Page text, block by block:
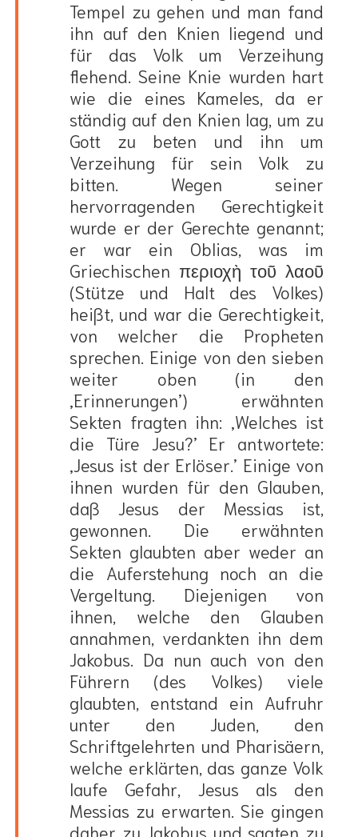
Tempel zu gehen und man fand
ihn auf den Knien liegend und
für das Volk um Verzeihung
flehend. Seine Knie wurden hart
wie die eines Kameles, da er
ständig auf den Knien lag, um zu
Gott zu beten und ihn um
Verzeihung für sein Volk zu
bitten. Wegen seiner
hervorragenden Gerechtigkeit
wurde er der Gerechte genannt;
er war ein Oblias, was im
Griechischen περιοχὴ τοῦ λαοῦ
(Stütze und Halt des Volkes)
heißt, und war die Gerechtigkeit,
von welcher die Propheten
sprechen. Einige von den sieben
weiter oben (in den
‚Erinnerungen’) erwähnten
Sekten fragten ihn: ‚Welches ist
die Türe Jesu?’ Er antwortete:
‚Jesus ist der Erlöser.’ Einige von
ihnen wurden für den Glauben,
daß Jesus der Messias ist,
gewonnen. Die erwähnten
Sekten glaubten aber weder an
die Auferstehung noch an die
Vergeltung. Diejenigen von
ihnen, welche den Glauben
annahmen, verdankten ihn dem
Jakobus. Da nun auch von den
Führern (des Volkes) viele
glaubten, entstand ein Aufruhr
unter den Juden, den
Schriftgelehrten und Pharisäern,
welche erklärten, das ganze Volk
laufe Gefahr, Jesus als den
Messias zu erwarten. Sie gingen
daher zu Jakobus und sagten zu